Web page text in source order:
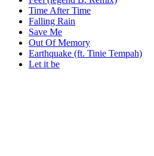
Time After Time
Falling Rain
Save Me
Out Of Memory
Earthquake (ft. Tinie Tempah)
Let it be